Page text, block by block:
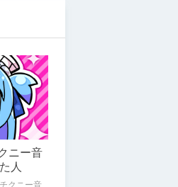
ニー音
人
クニー音